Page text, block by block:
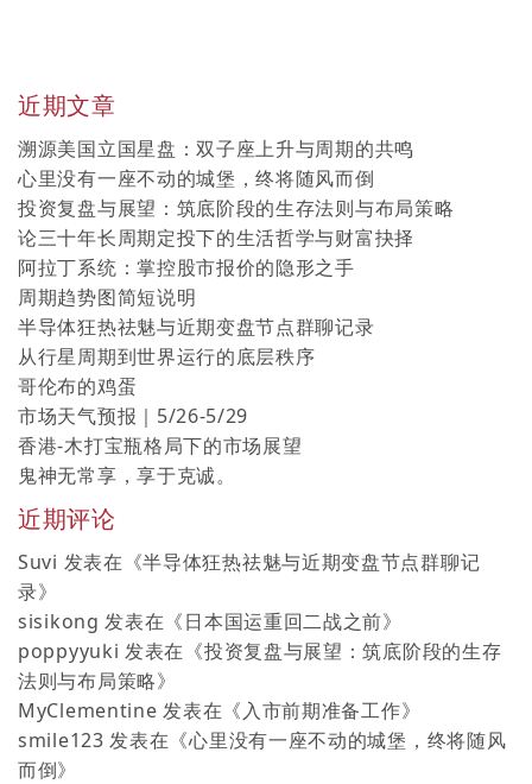
近期文章
溯源美国立国星盘：双子座上升与周期的共鸣
心里没有一座不动的城堡，终将随风而倒
投资复盘与展望：筑底阶段的生存法则与布局策略
论三十年长周期定投下的生活哲学与财富抉择
阿拉丁系统：掌控股市报价的隐形之手
周期趋势图简短说明
半导体狂热祛魅与近期变盘节点群聊记录
从行星周期到世界运行的底层秩序
哥伦布的鸡蛋
市场天气预报｜5/26-5/29
香港-木打宝瓶格局下的市场展望
鬼神无常享，享于克诚。
近期评论
Suvi 发表在《半导体狂热祛魅与近期变盘节点群聊记
录》
sisikong 发表在《日本国运重回二战之前》
poppyyuki 发表在《投资复盘与展望：筑底阶段的生存
法则与布局策略》
MyClementine 发表在《入市前期准备工作》
smile123 发表在《心里没有一座不动的城堡，终将随风
而倒》